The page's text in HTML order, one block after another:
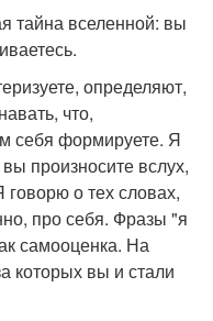
тайна вселенной: вы
определяют,
что,
себя формируете. Я
произносите вслух,
о тех словах,
про себя. Фразы "я
самооценка. На
которых вы и стали